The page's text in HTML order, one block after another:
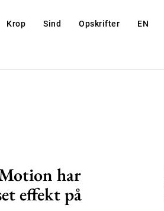
Krop Sind Opskrifter EN
har
effekt på